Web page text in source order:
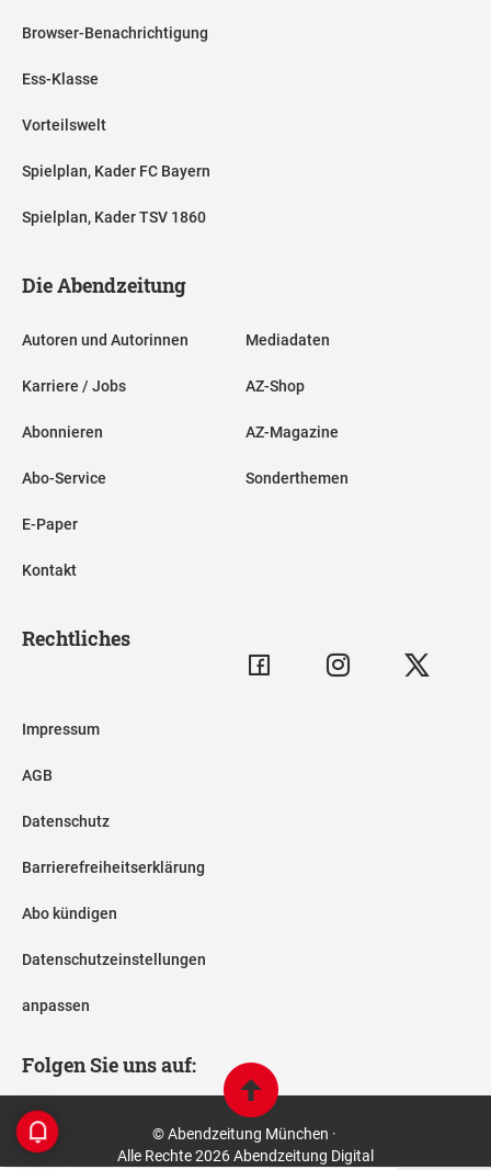
Browser-Benachrichtigung
Ess-Klasse
Vorteilswelt
Spielplan, Kader FC Bayern
Spielplan, Kader TSV 1860
Die Abendzeitung
Autoren und Autorinnen
Karriere / Jobs
Abonnieren
Abo-Service
E-Paper
Kontakt
Mediadaten
AZ-Shop
AZ-Magazine
Sonderthemen
Rechtliches
Impressum
AGB
Datenschutz
Barrierefreiheitserklärung
Abo kündigen
Datenschutzeinstellungen
anpassen
Folgen Sie uns auf:
© Abendzeitung München ·
Alle Rechte 2026 Abendzeitung Digital